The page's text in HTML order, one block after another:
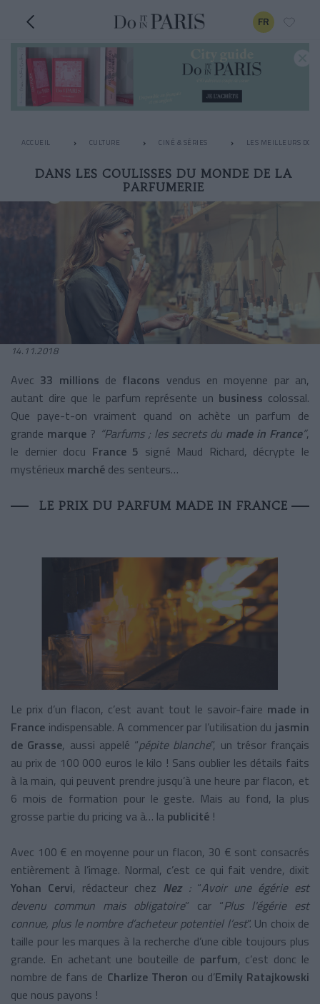
FR
ACCUEIL CULTURE CINÉ & SÉRIES LES MEILLEURS
DANS LES COULISSES DU MONDE DE LA
PARFUMERIE
14.11.2018
Avec 33 millions de flacons vendus en moyenne par an,
autant dire que le parfum représente un business colossal.
Que paye-t-on vraiment quand on achète un parfum de
grande marque ? “Parfums ; les secrets du made in France”,
le dernier docu France 5 signé Maud Richard, décrypte le
mystérieux marché des senteurs…
LE PRIX DU PARFUM MADE IN FRANCE
Le prix d’un flacon, c’est avant tout le savoir-faire made in
France indispensable. A commencer par l’utilisation du jasmin
de Grasse, aussi appelé “pépite blanche”, un trésor français
au prix de 100 000 euros le kilo ! Sans oublier les détails faits
à la main, qui peuvent prendre jusqu’à une heure par flacon, et
6 mois de formation pour le geste. Mais au fond, la plus
grosse partie du pricing va à… la publicité !
Avec 100 € en moyenne pour un flacon, 30 € sont consacrés
entièrement à l’image. Normal, c’est ce qui fait vendre, dixit
Yohan Cervi, rédacteur chez Nez:“Avoir une égérie est
devenu commun mais obligatoire” car “Plus l'égérie est
connue, plus le nombre d’acheteur potentiel l’est”. Un choix de
taille pour les marques à la recherche d’une cible toujours plus
grande. En achetant une bouteille de parfum, c’est donc le
nombre de fans de Charlize Theron ou d’Emily Ratajkowski
que nous payons !